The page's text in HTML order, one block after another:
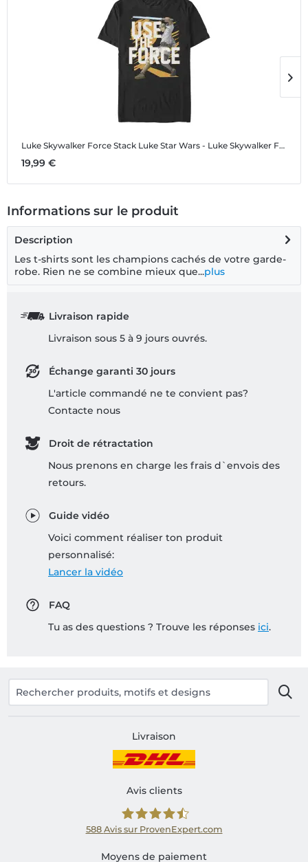
Luke Skywalker Force Stack Luke Star Wars - Luke Skywalker Force Stack Luke - Homme T-shirt
19,99 €
Informations sur le produit
Description
Les t-shirts sont les champions cachés de votre garde-
robe. Rien ne se combine mieux que...plus
Livraison rapide
Livraison sous 5 à 9 jours ouvrés.
Échange garanti 30 jours
L'article commandé ne te convient pas?
Contacte nous
Droit de rétractation
Nous prenons en charge les frais d`envois des
retours.
Guide vidéo
Voici comment réaliser ton produit
personnalisé:
Lancer la vidéo
FAQ
Tu as des questions ? Trouve les réponses ici.
Livraison
Avis clients
Shirtinator FR
588 Avis sur ProvenExpert.com
Moyens de paiement